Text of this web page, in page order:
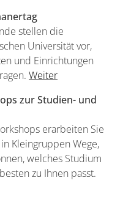
stellen die
Universität vor,
und Einrichtungen
Weiter
zur Studien- und
erarbeiten Sie
Kleingruppen Wege,
welches Studium
zu Ihnen passt.